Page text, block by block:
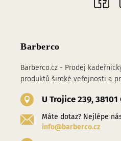
Barberco
Barberco.cz - Prodej
produktů široké veřejnosti a
U Trojice 239,
Máte dotaz? Nejlépe
info@barberco.cz